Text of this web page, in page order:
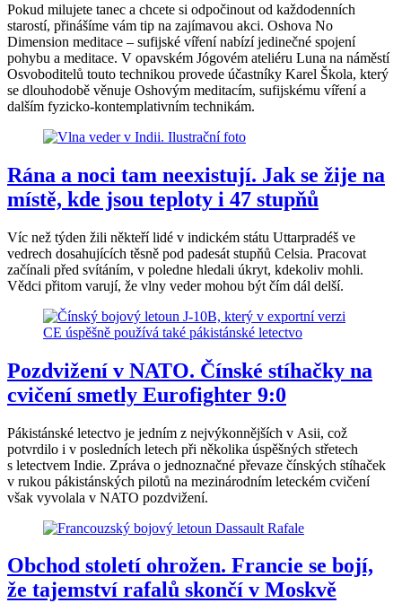
Pokud milujete tanec a chcete si odpočinout od každodenních
starostí, přinášíme vám tip na zajímavou akci. Oshova No
Dimension meditace – sufijské víření nabízí jedinečné spojení
pohybu a meditace. V opavském Jógovém ateliéru Luna na náměstí
Osvoboditelů touto technikou provede účastníky Karel Škola, který
se dlouhodobě věnuje Oshovým meditacím, sufijskému víření a
dalším fyzicko-kontemplativním technikám.
Rána a noci tam neexistují. Jak se žije na
místě, kde jsou teploty i 47 stupňů
Víc než týden žili někteří lidé v indickém státu Uttarpradéš ve
vedrech dosahujících těsně pod padesát stupňů Celsia. Pracovat
začínali před svítáním, v poledne hledali úkryt, kdekoliv mohli.
Vědci přitom varují, že vlny veder mohou být čím dál delší.
Pozdvižení v NATO. Čínské stíhačky na
cvičení smetly Eurofighter 9:0
Pákistánské letectvo je jedním z nejvýkonnějších v Asii, což
potvrdilo i v posledních letech při několika úspěšných střetech
s letectvem Indie. Zpráva o jednoznačné převaze čínských stíhaček
v rukou pákistánských pilotů na mezinárodním leteckém cvičení
však vyvolala v NATO pozdvižení.
Obchod století ohrožen. Francie se bojí,
že tajemství rafalů skončí v Moskvě